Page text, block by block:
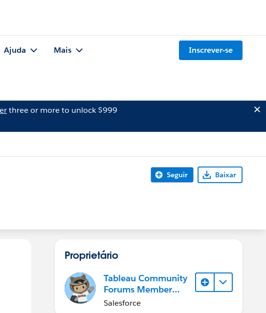
Ajuda Mais Inscrever-se
three or more to unlock $999
Seguir Baixar
Proprietário
Tableau Community
Forums Member
(Inactive)
Salesforce